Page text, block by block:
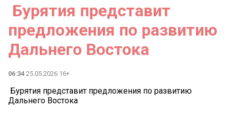
️ Бурятия представит
предложения по развитию
Дальнего Востока
06:34 25.05.2026 16+
️ Бурятия представит предложения по развитию
Дальнего Востока